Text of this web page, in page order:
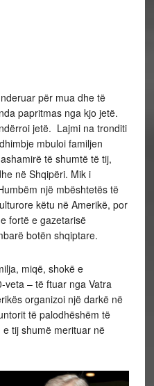
për mua dhe të
papritmas nga kjo jetë.
jetë. Lajmi na tronditi
mbuloi familjen
të shumtë të tij,
në Shqipëri. Mik i
një mbështetës të
këtu në Amerikë, por
fortë e gazetarisë
botën shqiptare.
miqë, shokë e
veta – të ftuar nga Vatra
organizoi një darkë në
të palodhëshëm të
tij shumë merituar në